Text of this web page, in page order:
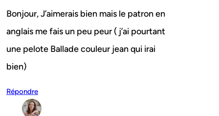
Bonjour, J’aimerais bien mais le patron en
anglais me fais un peu peur ( j’ai pourtant
une pelote Ballade couleur jean qui irai
bien)
Répondre